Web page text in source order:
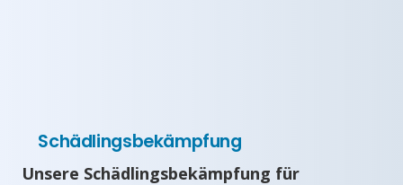
Schädlingsbekämpfung
Unsere Schädlingsbekämpfung für